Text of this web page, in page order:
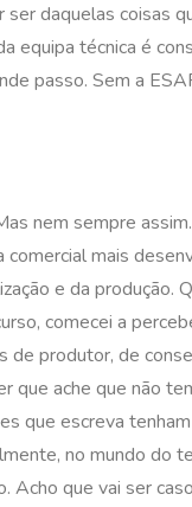
daquelas coisas
equipa técnica é
passo. Sem a
nem sempre
mais
e da produção.
comecei a
de produtor, de
que ache que não
que escreva
no mundo do
Acho que vai ser